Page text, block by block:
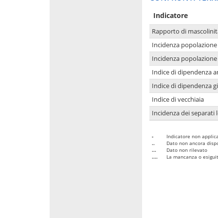
Indicatore
Rapporto di
Incidenza
Incidenza
Indice di dipendenza
Indice di dipendenza
Indice di vecchiaia
Incidenza dei separati
-
Indicatore non
..
Dato non ancora
...
Dato non rilevato
....
La mancanza o